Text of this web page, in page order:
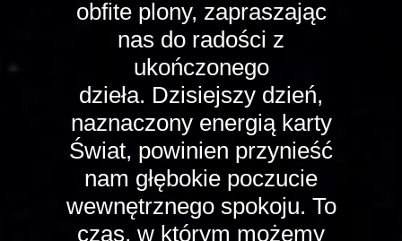
obfite plony, zapraszając
nas do radości z
ukończonego
dzieła. Dzisiejszy dzień,
naznaczony energią karty
Świat, powinien przynieść
nam głębokie poczucie
wewnętrznego spokoju. To
czas, w którym możemy